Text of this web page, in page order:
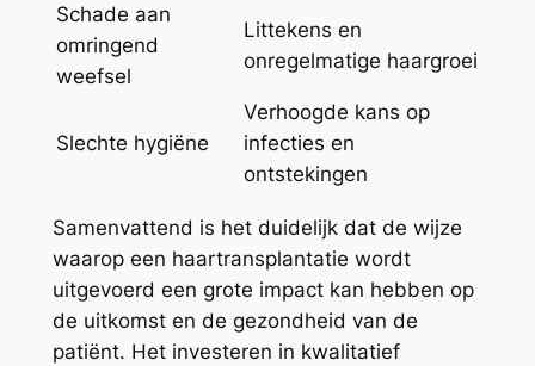
Schade aan
omringend
weefsel
Littekens en
onregelmatige haargroei
Slechte hygiëne
Verhoogde kans op
infecties en
ontstekingen
Samenvattend is het duidelijk dat de wijze
waarop een haartransplantatie wordt
uitgevoerd een grote impact kan hebben op
de uitkomst en de gezondheid van de
patiënt. Het investeren in kwalitatief